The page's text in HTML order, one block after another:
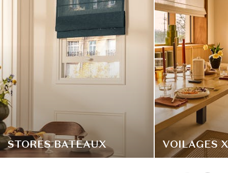
STORES BATEAUX VOILAGES